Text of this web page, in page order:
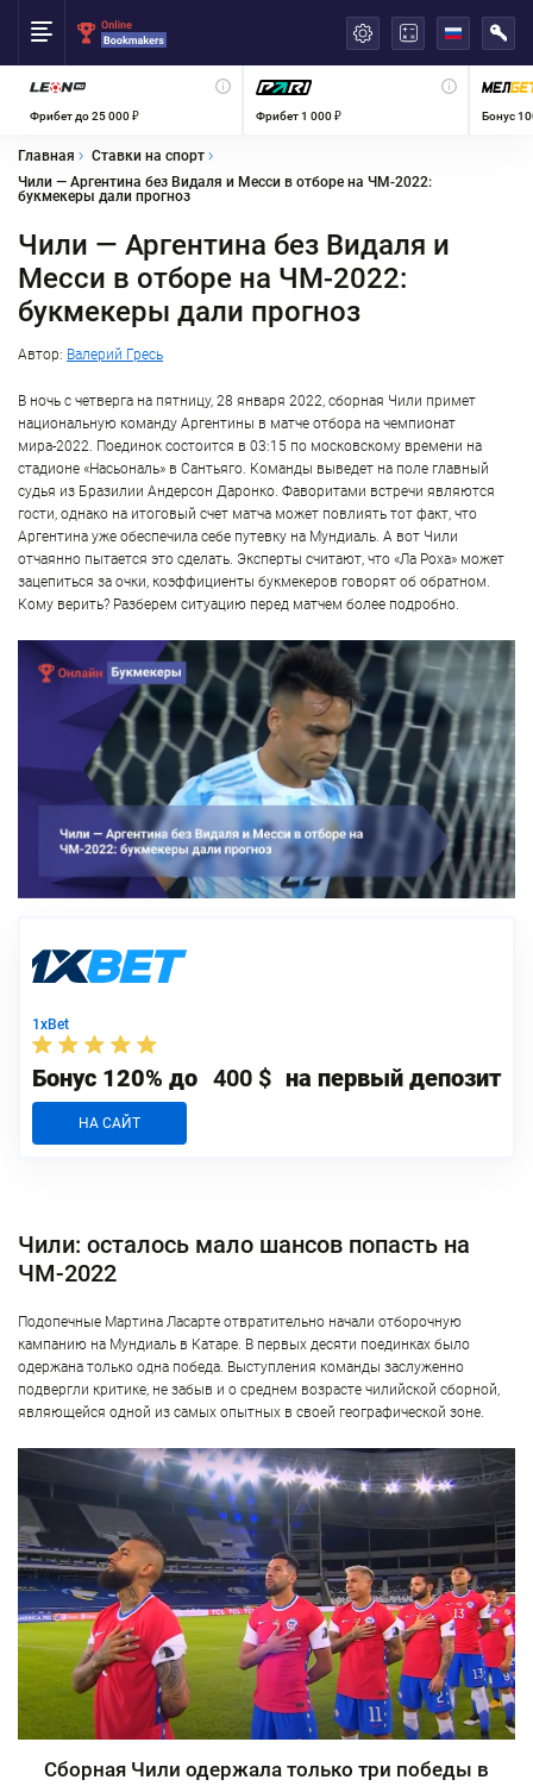
Фрибет до 25 000 ₽ Фрибет 1 000 ₽ Бонус
Главная
Ставки на спорт
Чили — Аргентина без Видаля и Месси в отборе на ЧМ-2022:
букмекеры дали прогноз
Чили — Аргентина без Видаля и
Месси в отборе на ЧМ-2022:
букмекеры дали прогноз
Автор: Валерий Гресь
В ночь с четверга на пятницу, 28 января 2022, сборная Чили примет
национальную команду Аргентины в матче отбора на чемпионат
мира-2022. Поединок состоится в 03:15 по московскому времени на
стадионе «Насьональ» в Сантьяго. Команды выведет на поле главный
судья из Бразилии Андерсон Даронко. Фаворитами встречи являются
гости, однако на итоговый счет матча может повлиять тот факт, что
Аргентина уже обеспечила себе путевку на Мундиаль. А вот Чили
отчаянно пытается это сделать. Эксперты считают, что «Ла Роха» может
зацепиться за очки, коэффициенты букмекеров говорят об обратном.
Кому верить? Разберем ситуацию перед матчем более подробно.
1xBet
Бонус 120% до 400 $ на первый депозит
НА САЙТ
Чили: осталось мало шансов попасть на
ЧМ-2022
Подопечные Мартина Ласарте отвратительно начали отборочную
кампанию на Мундиаль в Катаре. В первых десяти поединках было
одержана только одна победа. Выступления команды заслуженно
подвергли критике, не забыв и о среднем возрасте чилийской сборной,
являющейся одной из самых опытных в своей географической зоне.
Сборная Чили одержала только три победы в